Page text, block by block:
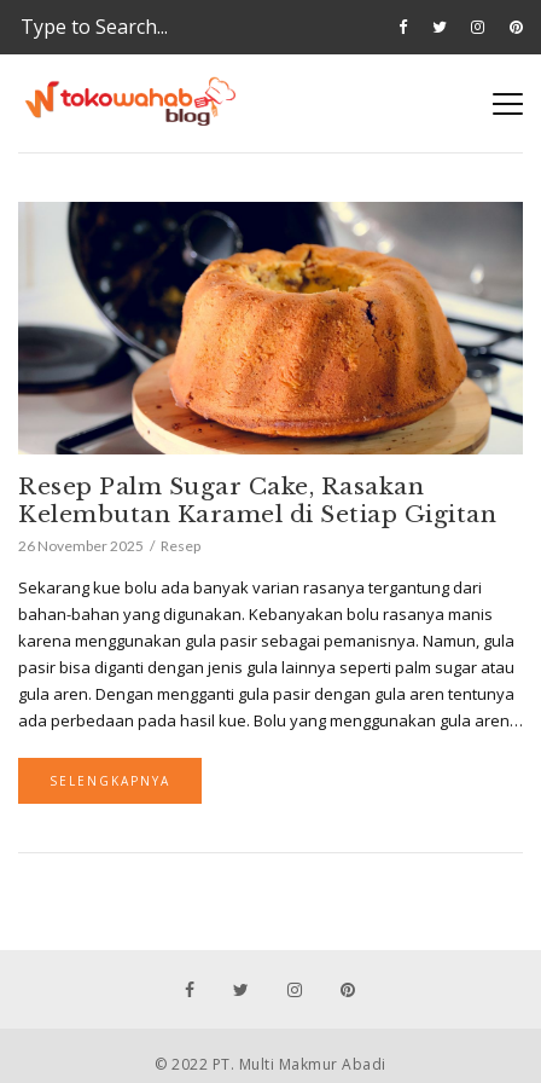
Resep Palm Sugar Cake, Rasakan
Kelembutan Karamel di Setiap Gigitan
26 November 2025 Resep
Sekarang kue bolu ada banyak varian rasanya tergantung dari
bahan-bahan yang digunakan. Kebanyakan bolu rasanya manis
karena menggunakan gula pasir sebagai pemanisnya. Namun, gula
pasir bisa diganti dengan jenis gula lainnya seperti palm sugar atau
gula aren. Dengan mengganti gula pasir dengan gula aren tentunya
ada perbedaan pada hasil kue. Bolu yang menggunakan gula aren…
SELENGKAPNYA
© 2022 PT. Multi Makmur Abadi